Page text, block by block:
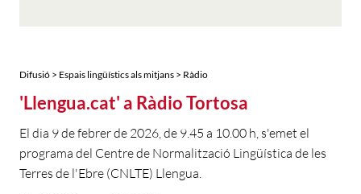
Difusió > Espais lingüístics als mitjans > Ràdio
'Llengua.cat' a Ràdio Tortosa
El dia 9 de febrer de 2026, de 9.45 a 10.00 h, s'emet el
programa del Centre de Normalització Lingüística de les
Terres de l'Ebre (CNLTE) Llengua.